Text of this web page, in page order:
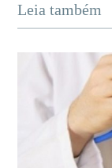
Leia também